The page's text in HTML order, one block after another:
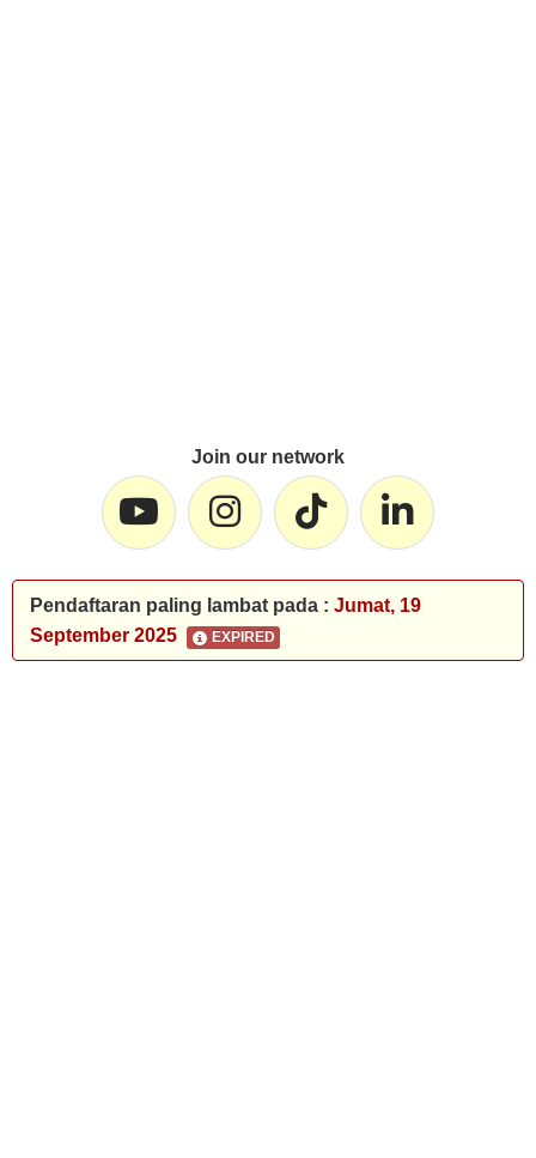
Join our network
Pendaftaran paling lambat pada : Jumat, 19
September 2025
EXPIRED